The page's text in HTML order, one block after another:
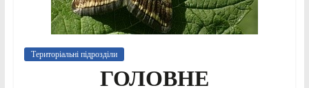
Територіальні підрозділи
ГОЛОВНЕ